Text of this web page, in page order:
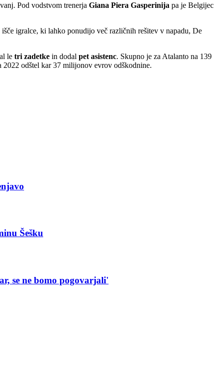
Pod vodstvom trenerja Giana Piera Gasperinija pa je Belgijec
igralce, ki lahko ponudijo več različnih rešitev v napadu, De
le tri zadetke in dodal pet asistenc. Skupno je za Atalanto na 139
odštel kar 37 milijonov evrov odškodnine.
Šešku
se ne bomo pogovarjali'